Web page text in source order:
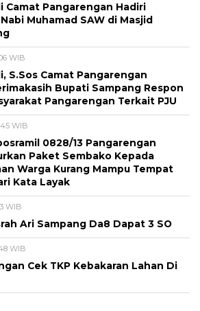
Camat Pangarengan Hadiri
Muhamad SAW di Masjid
WIB
S.Sos Camat Pangarengan
Bupati Sampang Respon
Pangarengan Terkait PJU
WIB
0828/13 Pangarengan
Paket Sembako Kepada
Warga Kurang Mampu Tempat
Kata Layak
WIB
Ari Sampang Da8 Dapat 3 SO
WIB
Cek TKP Kebakaran Lahan Di